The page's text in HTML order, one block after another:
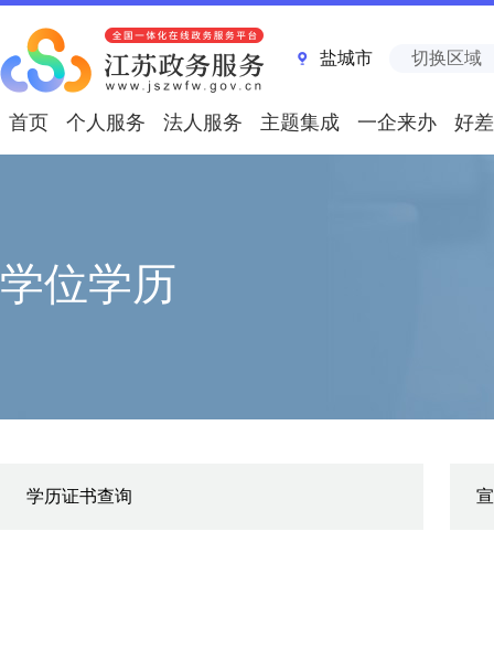
盐城市 切换区域
首页 个人服务 法人服务 主题集成 一企来办 好
学位学历
学历证书查询